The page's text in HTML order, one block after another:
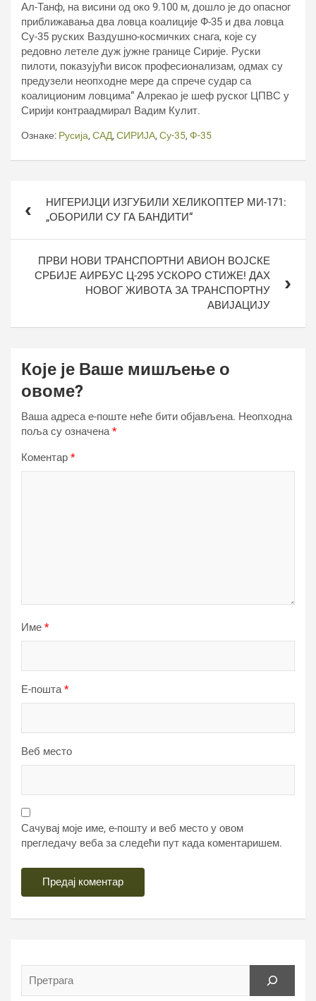
Ал-Танф, на висини од око 9.100 м, дошло је до опасног
приближавања два ловца коалиције Ф-35 и два ловца
Су-35 руских Ваздушно-космичких снага, које су
редовно летеле дуж јужне границе Сирије. Руски
пилоти, показујући висок професионализам, одмах су
предузели неопходне мере да спрече судар са
коалиционим ловцима“ Алрекао је шеф руског ЦПВС у
Сирији контраадмирал Вадим Кулит.
Ознаке: Русија, САД, СИРИЈА, Су-35, Ф-35
чланкаНИГЕРИЈЦИ ИЗГУБИЛИ ХЕЛИКОПТЕР МИ-171:
„ОБОРИЛИ СУ ГА БАНДИТИ“
ПРВИ НОВИ ТРАНСПОРТНИ АВИОН ВОЈСКЕ
СРБИЈЕ АИРБУС Ц-295 УСКОРО СТИЖЕ! ДАХ
НОВОГ ЖИВОТА ЗА ТРАНСПОРТНУ
АВИЈАЦИЈУ
Које је Ваше мишљење о
овоме?
Ваша адреса е-поште неће бити објављена. Неопходна
поља су означена*
Коментар *
Име *
Е-пошта*
Веб место
Сачувај моје име, е-пошту и веб место у овом
прегледачу веба за следећи пут када коментаришем.